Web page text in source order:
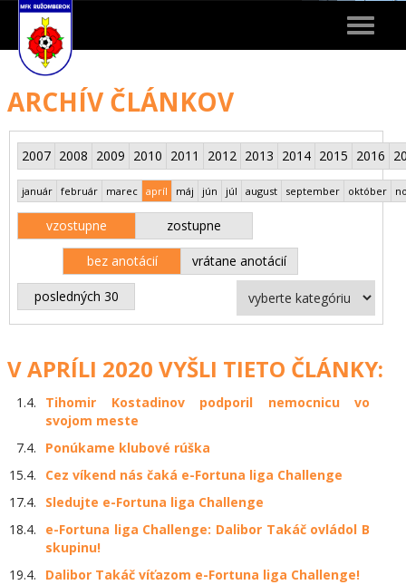
Toggle
ARCHÍV ČLÁNKOV
2007 2008 2009 2010 2011 2012 2013 2014 2015 2016
január február marec apríl máj jún júl august september október
vzostupne zostupne
bez anotácií vrátane anotácií
posledných 30
V APRÍLI 2020 VYŠLI TIETO ČLÁNKY:
1.4.
Tihomir Kostadinov podporil nemocnicu vo
svojom meste
7.4.
Ponúkame klubové rúška
15.4.
Cez víkend nás čaká e-Fortuna liga Challenge
17.4.
Sledujte e-Fortuna liga Challenge
18.4.
e-Fortuna liga Challenge: Dalibor Takáč ovládol B
skupinu!
19.4.
Dalibor Takáč víťazom e-Fortuna liga Challenge!